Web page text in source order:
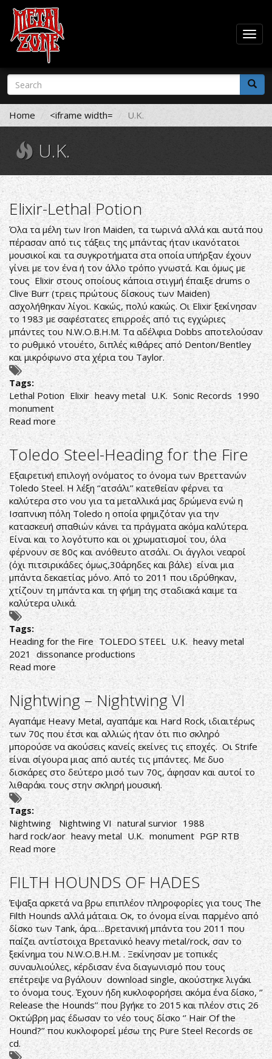
Skip
main
content
Search
form
Search
Home <iframe width= U.K.
U.K.
Elixir-Lethal Potion
Όλα τα μέλη των Iron Maiden, τα τωρινά αλλά και αυτά που
πέρασαν από τις τάξεις της μπάντας ήταν ικανότατοι
μουσικοί και τα συγκροτήματα στα οποία υπήρξαν έχουν
γίνει με τον ένα ή τον άλλο τρόπο γνωστά. Και όμως με
τους Elixir στους οποίους κάποια στιγμή έπαιξε drums ο
Clive Burr (τρεις πρώτους δίσκους των Maiden)
ασχολήθηκαν λίγοι. Κακώς, πολύ κακώς. Οι Elixir ξεκίνησαν
το 1983 με σαφέστατες επιρροές από τις εγχώριες
μπάντες του N.W.O.B.H.M. Τα αδέλφια Dobbs αποτελούσαν
το ρυθμικό ντουέτο, διπλές κιθάρες από Denton/Bentley
και μικρόφωνο στα χέρια του Taylor.
Tags:
Lethal Potion Elixir heavy metal U.K. Sonic Records 1990
monument
Read more about
Elixir-
Lethal
Potion
Toledo Steel-Heading for the Fire
Εξαιρετική επιλογή ονόματος το όνομα των Βρεττανών
Toledo Steel. Η λέξη ‘’ατσάλι’’ κατεθείαν φέρνει τα
καλύτερα στο νου για τα μεταλλικά μας δρώμενα ενώ η
Ισαπνικη πόλη Toledo η οποία φημιζόταν για την
κατασκευή σπαθιών κάνει τα πράγματα ακόμα καλύτερα.
Είναι και το λογότυπο και οι χρωματισμοί του, όλα
φέρνουν σε 80ς και ανόθευτο ατσάλι. Οι άγγλοι νεαροί
(όχι πιτσιρικάδες όμως,30άρηδες και βάλε) είναι μια
μπάντα δεκαετίας μόνο. Από το 2011 που ιδρύθηκαν,
χτίζουν τη μπάντα και τη φήμη της σταδιακά καιμε τα
καλύτερα υλικά.
Tags:
Heading for the Fire TOLEDO STEEL U.K. heavy metal
2021 dissonance productions
Read more about
Toledo
Steel-
Heading
for
the
Fire
Nightwing ‎– Nightwing VI
Αγαπάμε Heavy Metal, αγαπάμε και Hard Rock, ιδιαιτέρως
των 70ς που έτσι και αλλιώς ήταν ότι πιο σκληρό
μπορούσε να ακούσεις κανείς εκείνες τις εποχές. Οι Strife
είναι σίγουρα μιας από αυτές τις μπάντες. Με δυο
δισκάρες στο δεύτερο μισό των 70ς, άφησαν και αυτοί το
λιθαράκι τους στην σκληρή μουσική.
Tags:
Nightwing ‎ Nightwing VI natural survior 1988
hard rock/aor heavy metal U.K. monument PGP RTB
Read more about
Nightwing
‎–
Nightwing
VI
FILTH HOUNDS OF HADES
Έψαξα αρκετά να βρω επιπλέον πληροφορίες για τους The
Filth Hounds αλλά μάταια. Οκ, το όνομα είναι παρμένο από
δίσκο των Tank, άρα….Βρετανική μπάντα του 2011 που
παίζει αντίστοιχα Βρετανικό heavy metal/rock, σαν το
ξεκίνημα του N.W.O.B.H.M. . Ξεκίνησαν με τοπικές
συναυλιούλες, κέρδισαν ένα διαγωνισμό που τους
επέτρεψε να βγάλουν download single, ακούστηκε λιγάκι
το όνομα τους. Έχουν ήδη κυκλοφορήσει ακόμα ένα δίσκο, ‘’
Release the Hounds’’ που βγήκε το 2015 και πλέον στις 26
Οκτώβρη μας έδωσαν το νέο τους δίσκο ‘’ Hair Of the
Hound?’’ που κυκλοφορεί μέσω της Pure Steel Records σε
cd.